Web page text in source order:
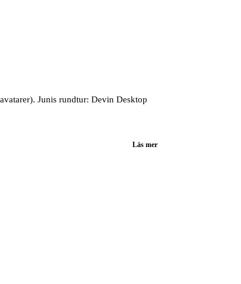
Junis rundtur: Devin Desktop
Läs mer